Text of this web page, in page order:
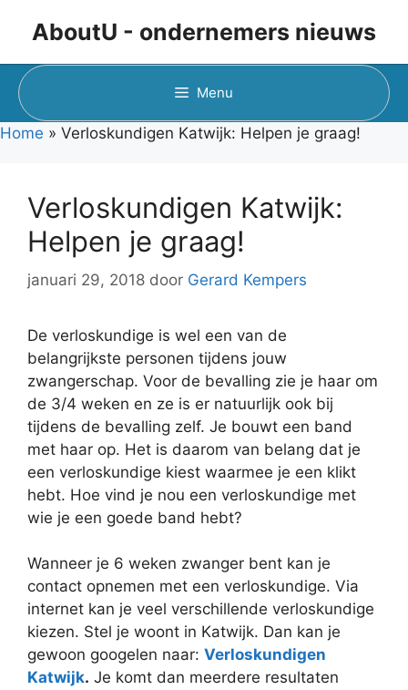
inhoud
AboutU - ondernemers nieuws
Menu
Home » Verloskundigen Katwijk: Helpen je graag!
Verloskundigen Katwijk:
Helpen je graag!
januari 29, 2018 door Gerard Kempers
De verloskundige is wel een van de
belangrijkste personen tijdens jouw
zwangerschap. Voor de bevalling zie je haar om
de 3/4 weken en ze is er natuurlijk ook bij
tijdens de bevalling zelf. Je bouwt een band
met haar op. Het is daarom van belang dat je
een verloskundige kiest waarmee je een klikt
hebt. Hoe vind je nou een verloskundige met
wie je een goede band hebt?
Wanneer je 6 weken zwanger bent kan je
contact opnemen met een verloskundige. Via
internet kan je veel verschillende verloskundige
kiezen. Stel je woont in Katwijk. Dan kan je
gewoon googelen naar: Verloskundigen
Katwijk. Je komt dan meerdere resultaten